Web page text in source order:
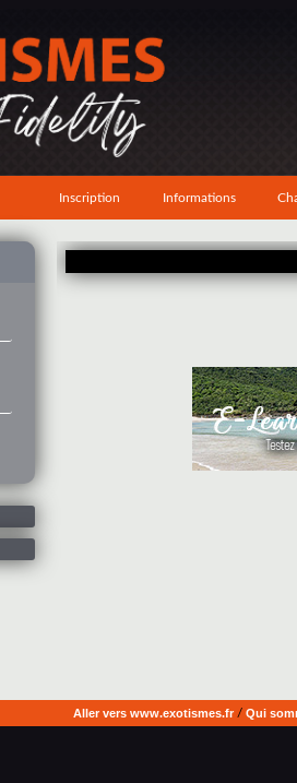
Inscription Informations
Aller vers www.exotismes.fr/ Qui